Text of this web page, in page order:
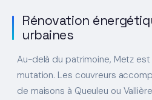
Rénovation
urbaines
Au-delà du patrimoine, Metz
mutation. Les couvreurs
de maisons à Queuleu ou